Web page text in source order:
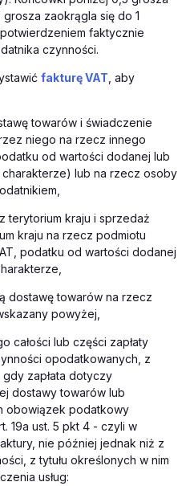
zaokrągla się do 1
faktycznie
czynności.
fakturę VAT , aby
towarów i świadczenie
niego na rzecz innego
od wartości dodanej lub
lub na rzecz osoby
terytorium kraju i sprzedaż
kraju na rzecz podmiotu
podatku od wartości dodanej
dostawę towarów na rzecz
powyżej,
całości lub części zapłaty
opodatkowanych, z
zapłata dotyczy
dostawy towarów lub
obowiązek podatkowy
19a ust. 5 pkt 4 - czyli w
nie później jednak niż z
z tytułu określonych w nim
usług: